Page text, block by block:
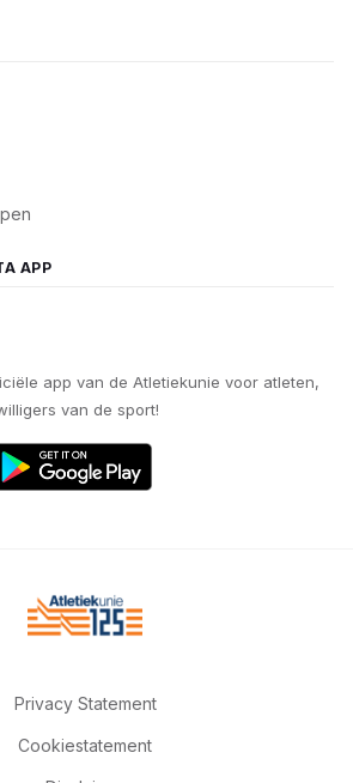
APP
app van de Atletiekunie voor atleten,
van de sport!
Privacy Statement
Cookiestatement